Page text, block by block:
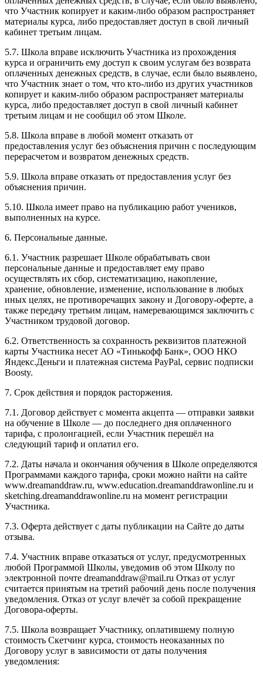
что Участник копирует и каким-либо образом распространяет
материалы курса, либо предоставляет доступ в свой личный
кабинет третьим лицам.
5.7. Школа вправе исключить Участника из прохождения
курса и ограничить ему доступ к своим услугам без возврата
оплаченных денежных средств, в случае, если было выявлено,
что Участник знает о том, что кто-либо из других участников
копирует и каким-либо образом распространяет материалы
курса, либо предоставляет доступ в свой личный кабинет
третьим лицам и не сообщил об этом Школе.
5.8. Школа вправе в любой момент отказать от
предоставления услуг без объяснения причин с последующим
перерасчетом и возвратом денежных средств.
5.9. Школа вправе отказать от предоставления услуг без
объяснения причин.
5.10. Школа имеет право на публикацию работ учеников,
выполненных на курсе.
6. Персональные данные.
6.1. Участник разрешает Школе обрабатывать свои
персональные данные и предоставляет ему право
осуществлять их сбор, систематизацию, накопление,
хранение, обновление, изменение, использование в любых
иных целях, не противоречащих закону и Договору-оферте, а
также передачу третьим лицам, намеревающимся заключить с
Участником трудовой договор.
6.2. Ответственность за сохранность реквизитов платежной
карты Участника несет АО «Тинькофф Банк», ООО НКО
Яндекс.Деньги и платежная система PayPal, сервис подписки
Boosty.
7. Срок действия и порядок расторжения.
7.1. Договор действует с момента акцепта — отправки заявки
на обучение в Школе — до последнего дня оплаченного
тарифа, с пролонгацией, если Участник перешёл на
следующий тариф и оплатил его.
7.2. Даты начала и окончания обучения в Школе определяются
Программами каждого тарифа, сроки можно найти на сайте
www.dreamanddraw.ru, www.education.dreamanddrawonline.ru и
sketching.dreamanddrawonline.ru на момент регистрации
Участника.
7.3. Оферта действует с даты публикации на Сайте до даты
отзыва.
7.4. Участник вправе отказаться от услуг, предусмотренных
любой Программой Школы, уведомив об этом Школу по
электронной почте dreamanddraw@mail.ru Отказ от услуг
считается принятым на третий рабочий день после получения
уведомления. Отказ от услуг влечёт за собой прекращение
Договора-оферты.
7.5. Школа возвращает Участнику, оплатившему полную
стоимость Скетчинг курса, стоимость неоказанных по
Договору услуг в зависимости от даты получения
уведомления: